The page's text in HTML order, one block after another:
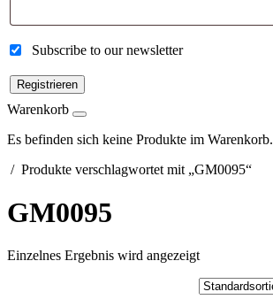
Subscribe to our newsletter
Registrieren
Warenkorb
Es befinden sich keine Produkte im Warenkorb.
/ Produkte verschlagwortet mit „GM0095“
GM0095
Einzelnes Ergebnis wird angezeigt